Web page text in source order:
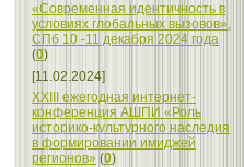
«Современная идентичность в
условиях глобальных вызовов»,
СПб 10 -11 декабря 2024 года
(0)
[11.02.2024]
XXIII ежегодная интернет-
конференция АШПИ «Роль
историко-культурного наследия
в формировании имиджей
регионов» (0)